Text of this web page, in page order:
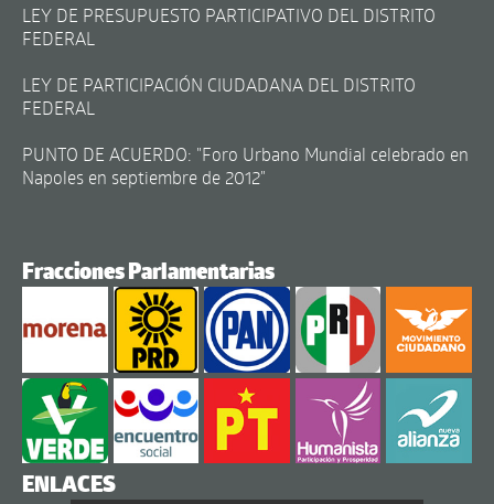
LEY DE PRESUPUESTO PARTICIPATIVO DEL DISTRITO
FEDERAL
LEY DE PARTICIPACIÓN CIUDADANA DEL DISTRITO
FEDERAL
PUNTO DE ACUERDO: "Foro Urbano Mundial celebrado en
Napoles en septiembre de 2012"
Fracciones Parlamentarias
ENLACES